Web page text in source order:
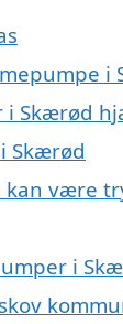
i
i Skærød
Skærød
kan være
i